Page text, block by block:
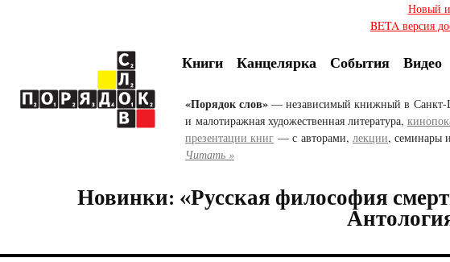
Новый
BETA версия
Книги Канцелярка События Видео
«Порядок слов» — независимый книжный в Санкт-
и малотиражная художественная литература,
презентации книг — с авторами, лекции, семинары
Читать »
Новинки: «Русская философия